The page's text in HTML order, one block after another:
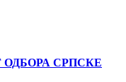
СРПСКЕ